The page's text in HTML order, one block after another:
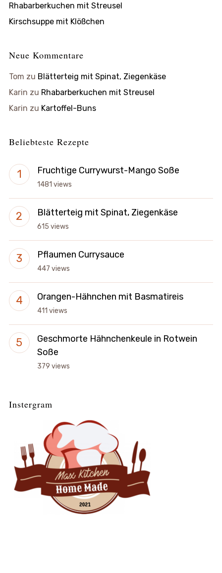
Rhabarberkuchen mit Streusel
Kirschsuppe mit Klößchen
Neue Kommentare
Tom zu Blätterteig mit Spinat, Ziegenkäse
Karin zu Rhabarberkuchen mit Streusel
Karin zu Kartoffel-Buns
Beliebteste Rezepte
Fruchtige Currywurst-Mango Soße
1481 views
Blätterteig mit Spinat, Ziegenkäse
615 views
Pflaumen Currysauce
447 views
Orangen-Hähnchen mit Basmatireis
411 views
Geschmorte Hähnchenkeule in Rotwein
Soße
379 views
Instergram